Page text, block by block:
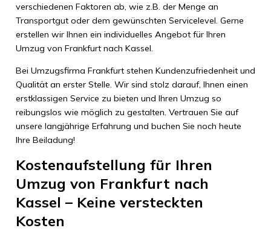
verschiedenen Faktoren ab, wie z.B. der Menge an
Transportgut oder dem gewünschten Servicelevel. Gerne
erstellen wir Ihnen ein individuelles Angebot für Ihren
Umzug von Frankfurt nach Kassel.
Bei Umzugsfirma Frankfurt stehen Kundenzufriedenheit und
Qualität an erster Stelle. Wir sind stolz darauf, Ihnen einen
erstklassigen Service zu bieten und Ihren Umzug so
reibungslos wie möglich zu gestalten. Vertrauen Sie auf
unsere langjährige Erfahrung und buchen Sie noch heute
Ihre Beiladung!
Kostenaufstellung für Ihren
Umzug von Frankfurt nach
Kassel – Keine versteckten
Kosten